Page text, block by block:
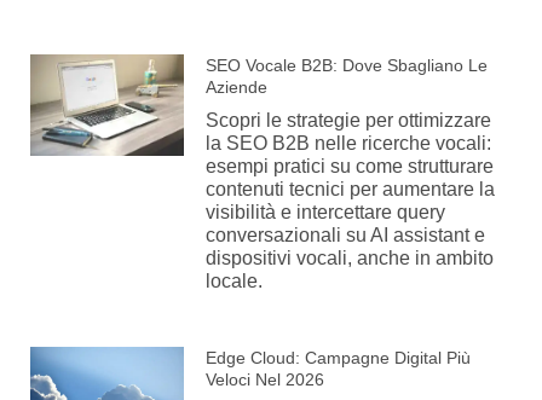
SEO Vocale B2B: Dove Sbagliano Le
Aziende
Scopri le strategie per ottimizzare
la SEO B2B nelle ricerche vocali:
esempi pratici su come strutturare
contenuti tecnici per aumentare la
visibilità e intercettare query
conversazionali su AI assistant e
dispositivi vocali, anche in ambito
locale.
Edge Cloud: Campagne Digital Più
Veloci Nel 2026